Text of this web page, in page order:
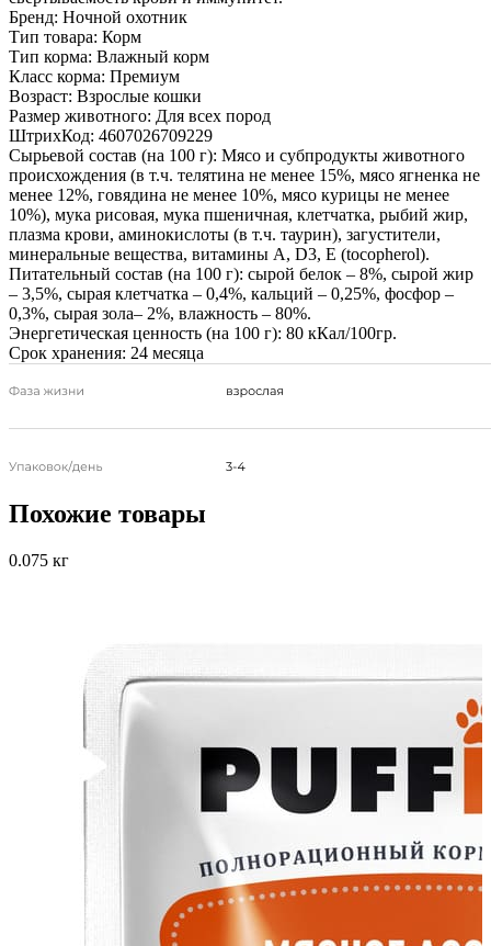
Бренд: Ночной охотник
Тип товара: Корм
Тип корма: Влажный корм
Класс корма: Премиум
Возраст: Взрослые кошки
Размер животного: Для всех пород
ШтрихКод: 4607026709229
Сырьевой состав (на 100 г): Мясо и субпродукты животного
происхождения (в т.ч. телятина не менее 15%, мясо ягненка не
менее 12%, говядина не менее 10%, мясо курицы не менее
10%), мука рисовая, мука пшеничная, клетчатка, рыбий жир,
плазма крови, аминокислоты (в т.ч. таурин), загустители,
минеральные вещества, витамины А, D3, Е (tocopherol).
Питательный состав (на 100 г): сырой белок – 8%, сырой жир
– 3,5%, сырая клетчатка – 0,4%, кальций – 0,25%, фосфор –
0,3%, сырая зола– 2%, влажность – 80%.
Энергетическая ценность (на 100 г): 80 кКал/100гр.
Срок хранения: 24 месяца
Похожие товары
0.075 кг